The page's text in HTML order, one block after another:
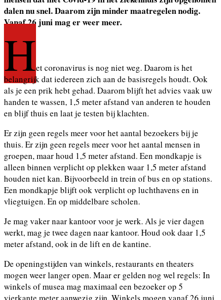
dalen nu snel. Daarom zijn minder maatregelen nodig.
Vanaf 26 juni mag er weer meer.
Het coronavirus is nog niet weg. Daarom is het
belangrijk dat iedereen zich aan de basisregels houdt. Ook
als je een prik hebt gehad. Daarom blijft het advies vaak uw
handen te wassen, 1,5 meter afstand van anderen te houden
en blijf thuis en laat je testen bij klachten.
Er zijn geen regels meer voor het aantal bezoekers bij je
thuis. Er zijn geen regels meer voor het aantal mensen in
groepen, maar houd 1,5 meter afstand. Een mondkapje is
alleen binnen verplicht op plekken waar 1,5 meter afstand
houden niet kan. Bijvoorbeeld in trein of bus en op stations.
Een mondkapje blijft ook verplicht op luchthavens en in
vliegtuigen. En op middelbare scholen.
Je mag vaker naar kantoor voor je werk. Als je vier dagen
werkt, mag je twee dagen naar kantoor. Houd ook daar 1,5
meter afstand, ook in de lift en de kantine.
De openingstijden van winkels, restaurants en theaters
mogen weer langer open. Maar er gelden nog wel regels: In
winkels of musea mag maximaal een bezoeker op 5